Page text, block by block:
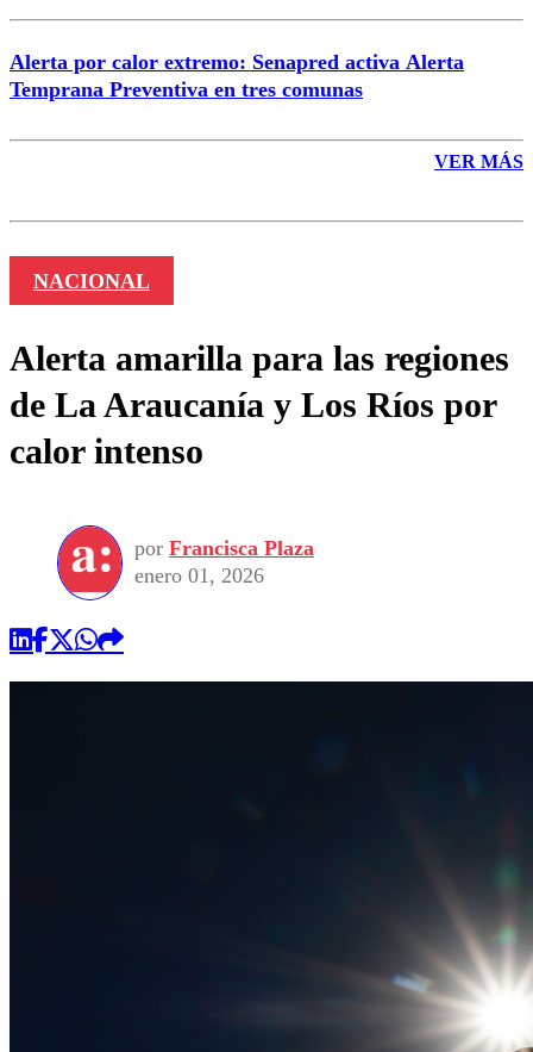
Alerta por calor extremo: Senapred activa Alerta
Temprana Preventiva en tres comunas
VER MÁS
NACIONAL
Alerta amarilla para las regiones
de La Araucanía y Los Ríos por
calor intenso
por Francisca Plaza
enero 01, 2026